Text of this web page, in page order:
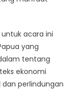
Syariah
IAIN
Muluk
Papua
dan
BPJS
untuk acara ini
yang
tentang
ekonomi
dan perlindungan